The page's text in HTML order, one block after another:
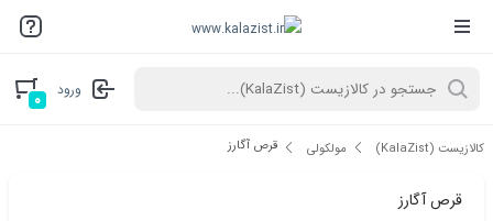
ورود ۰
کالازیست (KalaZist) مولکولی قرص آگارز
قرص آگارز